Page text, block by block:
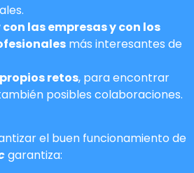
las empresas y con los
más interesantes de
retos, para encontrar
posibles colaboraciones.
el buen funcionamiento de
garantiza: